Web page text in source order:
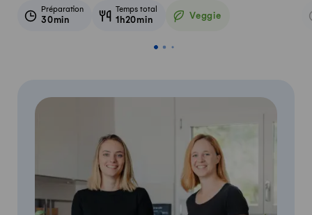
Préparation
30min
Temps total
1h20min Veggie
Veggie